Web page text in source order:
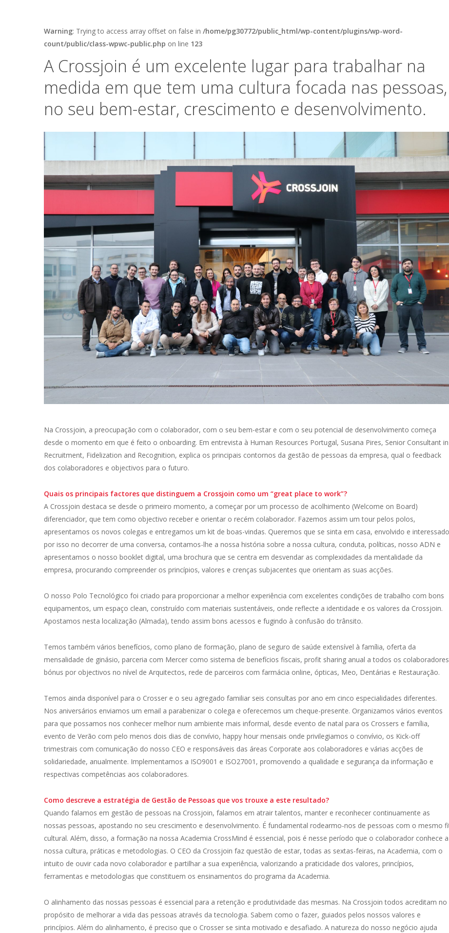
Warning: Trying to access array offset on false in /home/pg30772/public_html/wp-content/plugins/wp-word-
count/public/class-wpwc-public.php on line 123
A Crossjoin é um excelente lugar para trabalhar na
medida em que tem uma cultura focada nas pessoas,
no seu bem-estar, crescimento e desenvolvimento.
Na Crossjoin, a preocupação com o colaborador, com o seu bem-estar e com o seu potencial de desenvolvimento começa
desde o momento em que é feito o onboarding. Em entrevista à Human Resources Portugal, Susana Pires, Senior Consultant in
Recruitment, Fidelization and Recognition, explica os principais contornos da gestão de pessoas da empresa, qual o feedback
dos colaboradores e objectivos para o futuro.
Quais os principais factores que distinguem a Crossjoin como um “great place to work”?
A Crossjoin destaca se desde o primeiro momento, a começar por um processo de acolhimento (Welcome on Board)
diferenciador, que tem como objectivo receber e orientar o recém colaborador. Fazemos assim um tour pelos polos,
apresentamos os novos colegas e entregamos um kit de boas-vindas. Queremos que se sinta em casa, envolvido e
por isso no decorrer de uma conversa, contamos-lhe a nossa história sobre a nossa cultura, conduta, políticas, nosso ADN e
apresentamos o nosso booklet digital, uma brochura que se centra em desvendar as complexidades da mentalidade da
empresa, procurando compreender os princípios, valores e crenças subjacentes que orientam as suas acções.
O nosso Polo Tecnológico foi criado para proporcionar a melhor experiência com excelentes condições de trabalho com bons
equipamentos, um espaço clean, construído com materiais sustentáveis, onde reflecte a identidade e os valores da Crossjoin.
Apostamos nesta localização (Almada), tendo assim bons acessos e fugindo à confusão do trânsito.
Temos também vários benefícios, como plano de formação, plano de seguro de saúde extensível à família, oferta da
mensalidade de ginásio, parceria com Mercer como sistema de benefícios fiscais, profit sharing anual a todos os
bónus por objectivos no nível de Arquitectos, rede de parceiros com farmácia online, ópticas, Meo, Dentárias e Restauração.
Temos ainda disponível para o Crosser e o seu agregado familiar seis consultas por ano em cinco especialidades diferentes.
Nos aniversários enviamos um email a parabenizar o colega e oferecemos um cheque-presente. Organizamos vários eventos
para que possamos nos conhecer melhor num ambiente mais informal, desde evento de natal para os Crossers e família,
evento de Verão com pelo menos dois dias de convívio, happy hour mensais onde privilegiamos o convívio, os Kick-off
trimestrais com comunicação do nosso CEO e responsáveis das áreas Corporate aos colaboradores e várias acções de
solidariedade, anualmente. Implementamos a ISO9001 e ISO27001, promovendo a qualidade e segurança da informação e
respectivas competências aos colaboradores.
Como descreve a estratégia de Gestão de Pessoas que vos trouxe a este resultado?
Quando falamos em gestão de pessoas na Crossjoin, falamos em atrair talentos, manter e reconhecer continuamente as
nossas pessoas, apostando no seu crescimento e desenvolvimento. É fundamental rodearmo-nos de pessoas com o mesmo
cultural. Além, disso, a formação na nossa Academia CrossMind é essencial, pois é nesse período que o colaborador conhece a
nossa cultura, práticas e metodologias. O CEO da Crossjoin faz questão de estar, todas as sextas-feiras, na Academia, com o
intuito de ouvir cada novo colaborador e partilhar a sua experiência, valorizando a praticidade dos valores, princípios,
ferramentas e metodologias que constituem os ensinamentos do programa da Academia.
O alinhamento das nossas pessoas é essencial para a retenção e produtividade das mesmas. Na Crossjoin todos acreditam no
propósito de melhorar a vida das pessoas através da tecnologia. Sabem como o fazer, guiados pelos nossos valores e
princípios. Além do alinhamento, é preciso que o Crosser se sinta motivado e desafiado. A natureza do nosso negócio ajuda